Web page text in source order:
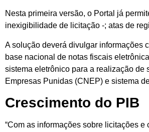
Nesta primeira versão, o Portal já
inexigibilidade de licitação -; atas de
A solução deverá divulgar informações
base nacional de notas fiscais
sistema eletrônico para a realização
Empresas Punidas (CNEP) e sistema
Crescimento do PIB
“Com as informações sobre licitações